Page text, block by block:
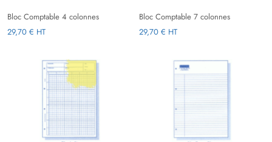
Bloc Comptable 4 colonnes
29,70 € HT
Bloc Comptable 7 colonnes
29,70 € HT